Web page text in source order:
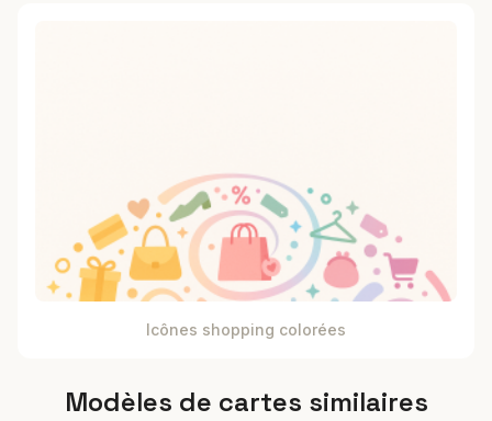
Icônes shopping colorées
Modèles de cartes similaires